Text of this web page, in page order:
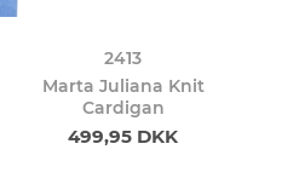
2413
Marta Juliana Knit
Cardigan
499,95 DKK